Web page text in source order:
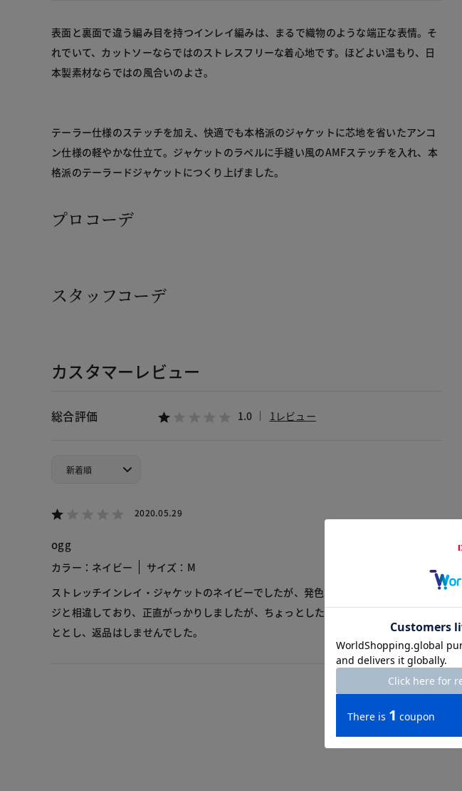
表面と裏面で違う編み目を持つインレイ編みは、まるで織物のような端正な表情。そ
れでいて、カットソーならではのストレスフリーな着心地です。ほどよい温もり、日
テーラー仕様のステッチを加え、快適でも本格派のジャケットに芯地を省いたアンコ
ン仕様の軽やかな仕立て。ジャケットのラペルに手縫い風のAMFステッチを入れ、本
格派のテーラードジャケットにつくり上げました。
プロコーデ
スタッフコーデ
カスタマーレビュー
総合評価 1.0 1レビュー
2020.05.29
ogg
カラー：ネイビー
サイズ：M
ストレッチインレイ・ジャケットのネイビーでしたが、発色や生地の風合いがイメー
ジと相違しており、正直がっかりしましたが、ちょっとした外出の際にも着用するこ
ととし、返品はしませんでした。